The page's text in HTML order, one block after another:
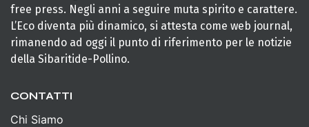
free press. Negli anni a seguire muta spirito e carattere.
L’Eco diventa più dinamico, si attesta come web journal,
rimanendo ad oggi il punto di riferimento per le notizie
della Sibaritide-Pollino.
CONTATTI
Chi Siamo